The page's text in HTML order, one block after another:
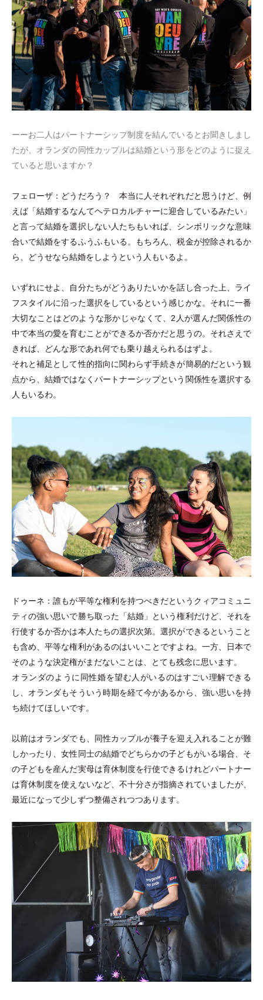
ーーお二人はパートナーシップ制度を結んでいるとお聞きしまし
たが、オランダの同性カップルは結婚という形をどのように捉え
ていると思いますか？
フェローザ：どうだろう？ 本当に人それぞれだと思うけど、例
えば「結婚するなんてヘテロカルチャーに迎合しているみたい 」
と言って結婚を選択しない人たちもいれば、シンボリックな意味
合いで結婚をするふうふもいる。もちろん、税金が控除されるか
ら、どうせなら結婚をしようという人もいるよ。
いずれにせよ、自分たちがどうありたいかを話し合った上、ライ
フスタイルに沿った選択をしているという感じかな。それに一番
大切なことはどのような形かじゃなくて、2人が選んだ関係性の
中で本当の愛を育むことができるか否かだと思うの。それさえで
きれば、どんな形であれ何でも乗り越えられるはずよ。
それと補足として性的指向に関わらず手続きが簡易的だという観
点から、結婚ではなくパートナーシップという関係性を選択する
人もいるわ。
ドゥーネ：誰もが平等な権利を持つべきだというクィアコミュニ
ティの強い思いで勝ち取った 「結婚 」
という権利だけど、それを
行使するか否かは本人たちの選択次第。選択ができるということ
も含め、平等な権利があるのはいいことですよね。一方、日本で
そのような決定権がまだないことは、とても残念に思います。
オランダのように同性婚を望む人がいるのはすごい理解できる
し、オランダもそういう時期を経て今があるから、強い思いを持
ち続けてほしいです。
以前はオランダでも、同性カップルが養子を迎え入れることが難
しかったり、女性同士の結婚でどちらかの子どもがいる場合、そ
の子どもを産んだ実母は育休制度を行使できるけれどパートナー
は育休制度を使えないなど、不十分さが指摘されていましたが、
最近になって少しずつ整備されつつあります。